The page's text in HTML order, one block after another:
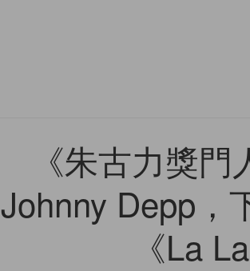
《朱古力獎
Johnny Depp，
《La